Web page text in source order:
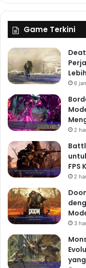
Game Terkini
6
2
FPS
2
3